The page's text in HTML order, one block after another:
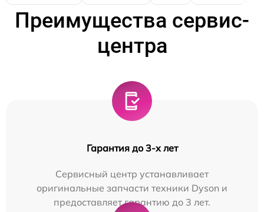
Преимущества сервис-
центра
Гарантия до 3-х лет
Сервисный центр устанавливает
оригинальные запчасти техники Dyson и
предоставляет гарантию до 3 лет.